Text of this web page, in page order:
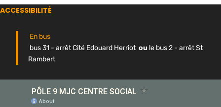
ACCESSIBILITÉ
En bus
bus 31 - arrêt Cité Edouard Herriot ou le bus 2 - arrêt St
Rambert